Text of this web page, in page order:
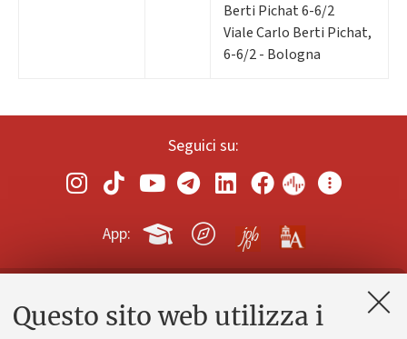
Questo sito web utilizza i
Berti Pichat 6-6/2
Viale Carlo Berti Pichat,
6-6/2 - Bologna
Seguici su:
App:
Contatti e PEC